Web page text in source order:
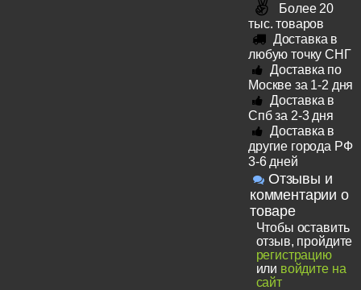
Более 20
тыс. товаров
Доставка в
любую точку СНГ
Доставка по
Москве за 1-2 дня
Доставка в
Спб за 2-3 дня
Доставка в
другие города РФ
3-6 дней
Отзывы и
комментарии о
товаре
Чтобы оставить
отзыв, пройдите
регистрацию
или войдите на
сайт